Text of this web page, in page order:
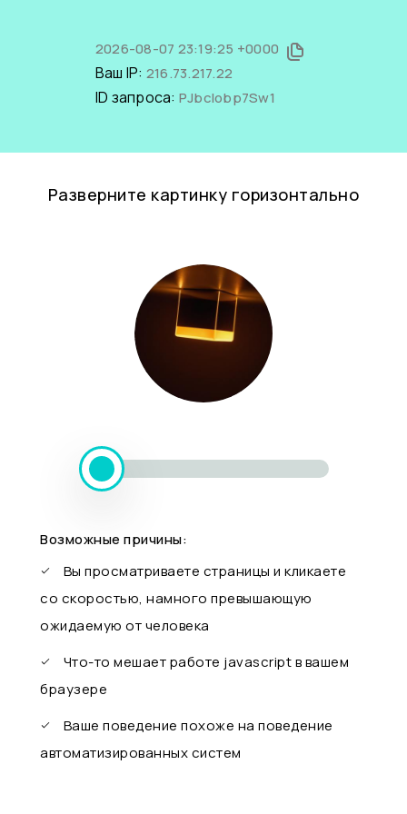
2026-08-07 23:19:25 +0000
Ваш IP: 216.73.217.22
ID запроса: PJbclobp7Sw1
Разверните картинку горизонтально
Возможные причины:
Вы просматриваете страницы и кликаете
со скоростью, намного превышающую
ожидаемую от человека
Что-то мешает работе javascript в вашем
браузере
Ваше поведение похоже на поведение
автоматизированных систем